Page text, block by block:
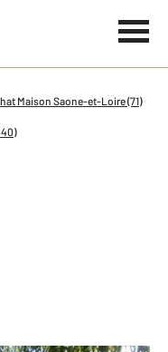
Maison Saone-et-Loire (71)